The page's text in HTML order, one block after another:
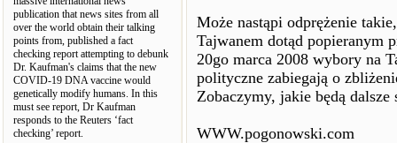
publication that news sites from all
over the world obtain their talking
points from, published a fact
checking report attempting to debunk
Dr. Kaufman's claims that the new
COVID-19 DNA vaccine would
genetically modify humans. In this
must see report, Dr Kaufman
responds to the Reuters ‘fact
checking’ report.
Może nastąpi odprężenie
Tajwanem dotąd popieranym
20go marca 2008 wybory na
polityczne zabiegają o
Zobaczymy, jakie będą
WWW.pogonowski.com